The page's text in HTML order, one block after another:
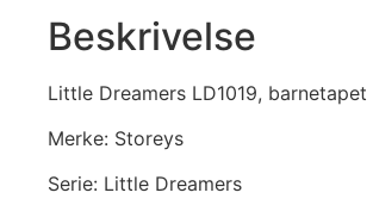
Beskrivelse
Little Dreamers LD1019, barnetapet
Merke: Storeys
Serie: Little Dreamers